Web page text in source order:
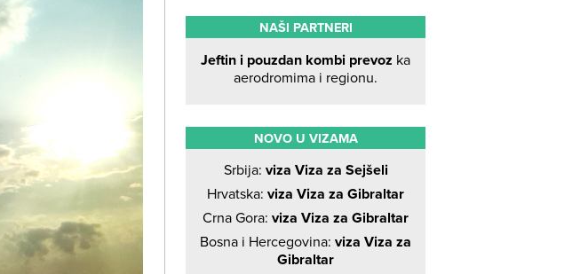
NAŠI PARTNERI
Jeftin i pouzdan kombi prevoz ka
aerodromima i regionu.
NOVO U VIZAMA
Srbija: viza Viza za Sejšeli
Hrvatska: viza Viza za Gibraltar
Crna Gora: viza Viza za Gibraltar
Bosna i Hercegovina: viza Viza za
Gibraltar